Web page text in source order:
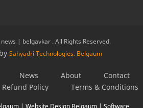
| belgavkar . All Rights Reserved.
Sahyadri Technologies, Belgaum
News About
Contact
Refund Policy Terms & Conditions
| Website Design Belgaum | Software